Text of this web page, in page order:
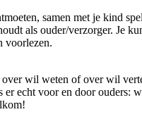
samen met je kind
als ouder/verzorger. Je
voorlezen.
wil weten of over wil
er echt voor en door ouders: